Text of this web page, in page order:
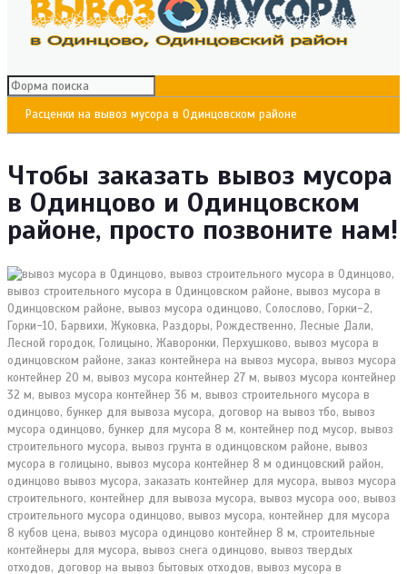
Расценки на вывоз мусора в Одинцовском районе
Чтобы заказать вывоз мусора
в Одинцово и Одинцовском
районе, просто позвоните нам!